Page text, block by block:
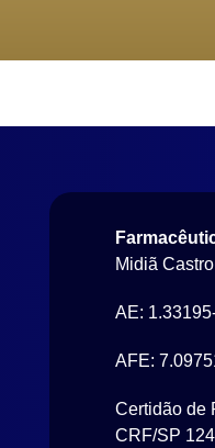
Midiã
AE:
AFE:
Certidão de
CRF/SP